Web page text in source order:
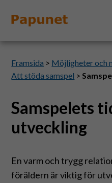
Information
Material
Framsida > Möjligheter och
Att stöda samspel >
Samspelets
utveckling
En varm och trygg
föräldern är viktig för